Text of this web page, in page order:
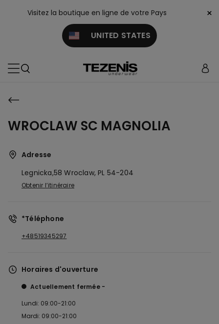
Visitez la boutique en ligne de votre Pays
UNITED STATES
×
WROCLAW SC MAGNOLIA
Adresse
Legnicka,58Wroclaw, PL 54-204
Obtenir l’itinéraire
*Téléphone
+48519345297
Horaires d'ouverture
Actuellement fermée
Lundi: 09:00-21:00
Mardi: 09:00-21:00